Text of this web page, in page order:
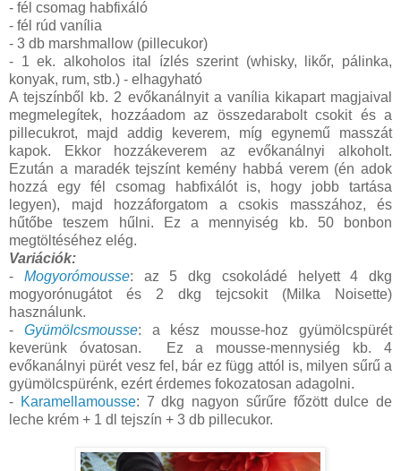
- fél csomag habfixáló
- fél rúd vanília
- 3 db marshmallow (pillecukor)
- 1 ek. alkoholos ital ízlés szerint (whisky, likőr, pálinka,
konyak, rum, stb.) - elhagyható
A tejszínből kb. 2 evőkanálnyit a vanília kikapart magjaival
megmelegítek, hozzáadom az összedarabolt csokit és a
pillecukrot, majd addig keverem, míg egynemű masszát
kapok. Ekkor hozzákeverem az evőkanálnyi alkoholt.
Ezután a maradék tejszínt kemény habbá verem (én adok
hozzá egy fél csomag habfixálót is, hogy jobb tartása
legyen), majd hozzáforgatom a csokis masszához, és
hűtőbe teszem hűlni. Ez a mennyiség kb. 50 bonbon
megtöltéséhez elég.
Variációk:
- Mogyorómousse: az 5 dkg csokoládé helyett 4 dkg
mogyorónugátot és 2 dkg tejcsokit (Milka Noisette)
használunk.
- Gyümölcsmousse: a kész mousse-hoz gyümölcspürét
keverünk óvatosan. Ez a mousse-mennysiég kb. 4
evőkanálnyi pürét vesz fel, bár ez függ attól is, milyen sűrű a
gyümölcspürénk, ezért érdemes fokozatosan adagolni.
- Karamellamousse: 7 dkg nagyon sűrűre főzött dulce de
leche krém + 1 dl tejszín + 3 db pillecukor.